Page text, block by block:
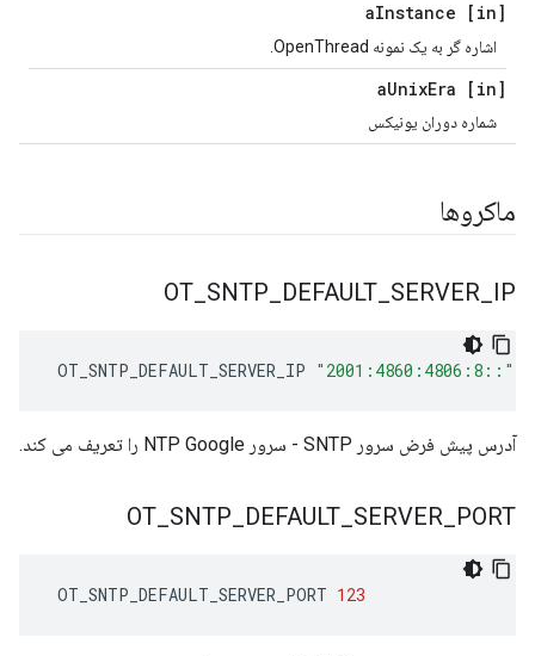
[in] a
Instance
اشاره گر به یک نمونه OpenThread.
[in] a
UnixEra
شماره دوران یونیکس
ماکروها
OT SNTP DEFAULT SERVER IP
OT_SNTP_DEFAULT_SERVER_IP "2001:4860:4806:8::"
آدرس پیش فرض سرور SNTP - سرور NTP Google را تعریف می کند.
OT SNTP DEFAULT SERVER PORT
OT_SNTP_DEFAULT_SERVER_PORT 123